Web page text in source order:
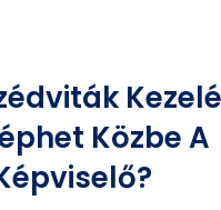
Közbe A